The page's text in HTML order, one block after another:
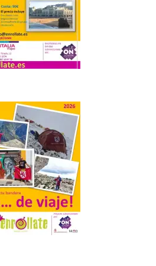
para
en
cuenta con
los cielos
con menor
lumínica
un recurso
disfrutar de
durante todo
de Turismo
iniciativas
tres